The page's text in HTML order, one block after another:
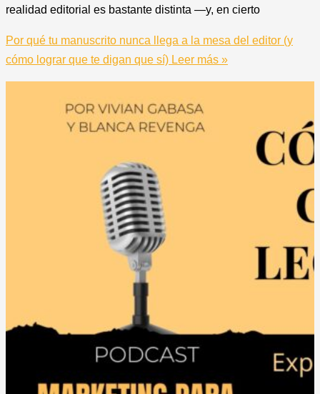
realidad editorial es bastante distinta —y, en cierto
Por qué tu manuscrito nunca llega a la mesa del editor (y
cómo lograr que te digan que sí) Leer más »